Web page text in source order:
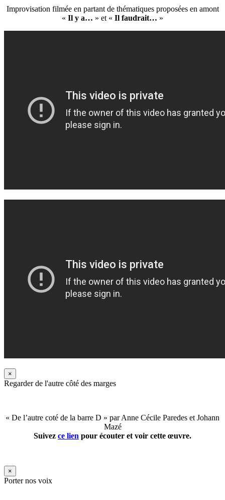
Improvisation filmée en partant de thématiques proposées en amont
« Il y a… » et « Il faudrait… »
×
Regarder de l'autre côté des marges
« De l’autre coté de la barre D » par Anne Cécile Paredes et Johann
Mazé
Suivez ce lien pour écouter et voir cette œuvre.
×
Porter nos voix